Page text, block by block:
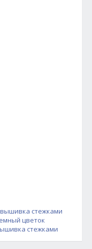
вышивка стежками
цветок
стежками